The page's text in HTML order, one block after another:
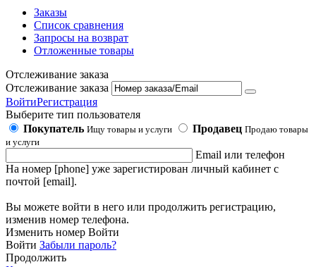
Заказы
Список сравнения
Запросы на возврат
Отложенные товары
Отслеживание заказа
Отслеживание заказа
ВойтиРегистрация
Выберите тип пользователя
Покупатель Ищу товары и услуги Продавец Продаю товары
и услуги
Email или телефон
На номер [phone] уже зарегистирован личный кабинет с
почтой [email].
Вы можете войти в него или продолжить регистрацию,
изменив номер телефона.
Изменить номер Войти
Войти Забыли пароль?
Продолжить